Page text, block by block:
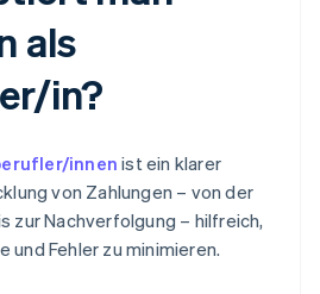
als
in?
innen ist ein klarer
von Zahlungen – von der
zur Nachverfolgung – hilfreich,
und Fehler zu minimieren.